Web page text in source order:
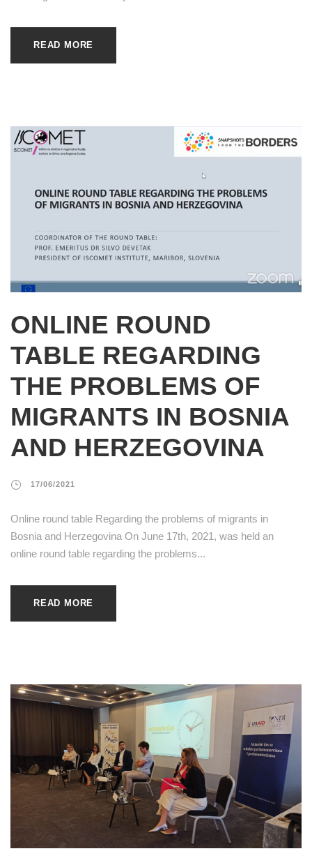
READ MORE
ONLINE ROUND
TABLE REGARDING
THE PROBLEMS OF
MIGRANTS IN BOSNIA
AND HERZEGOVINA
17/06/2021
Online round table Regarding the problems of migrants in
Bosnia and Herzegovina On June 17th, 2021, was held an
online round table regarding the problems...
READ MORE